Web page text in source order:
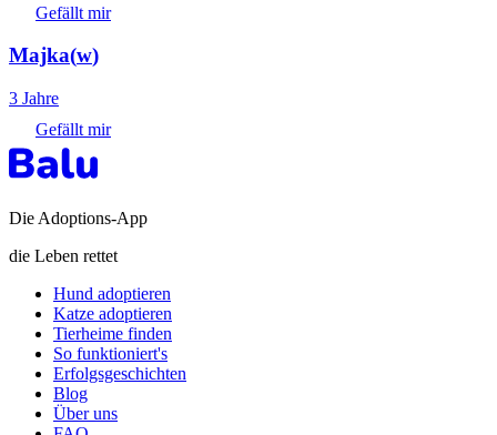
Gefällt mir
Majka(w)
3 Jahre
Gefällt mir
Die Adoptions-App
die Leben rettet
Hund adoptieren
Katze adoptieren
Tierheime finden
So funktioniert's
Erfolgsgeschichten
Blog
Über uns